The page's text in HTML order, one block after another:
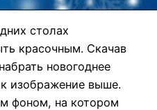
столах
красочным. Скачав
новогоднее
изображение выше.
фоном, на котором